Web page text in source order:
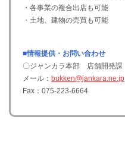
・各事業の複合出店も可能
・土地、建物の売買も可能
■情報提供・お問い合わせ
〇ジャンカラ本部 店舗開発課
メール： bukken@jankara.ne.jp
Fax：075-223-6664